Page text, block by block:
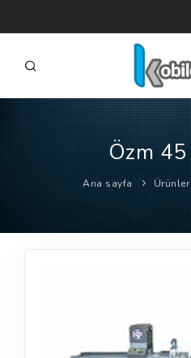
FIRMALAR
ÜRÜNLER
NASIL ÇALIŞIR?
Özm
Ana sayfa Ürünler